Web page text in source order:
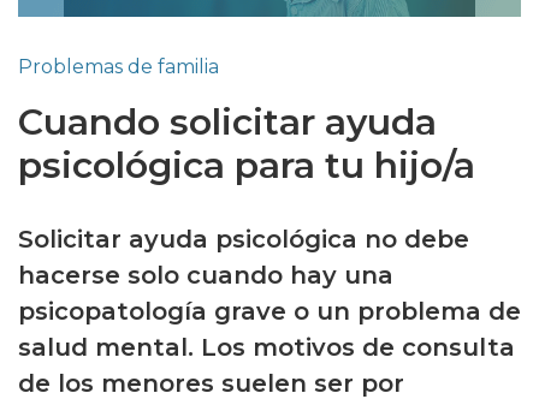
Problemas de familia
Cuando solicitar ayuda
psicológica para tu hijo/a
Solicitar ayuda psicológica no debe
hacerse solo cuando hay una
psicopatología grave o un problema de
salud mental. Los motivos de consulta
de los menores suelen ser por